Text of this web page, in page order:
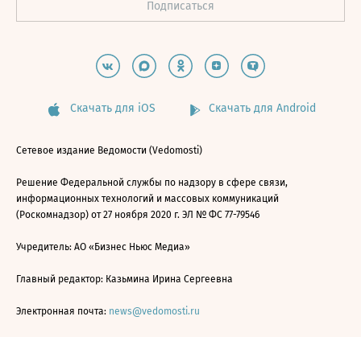
Скачать для iOS Скачать для Android
Сетевое издание Ведомости (Vedomosti)
Решение Федеральной службы по надзору в сфере связи,
информационных технологий и массовых коммуникаций
(Роскомнадзор) от 27 ноября 2020 г. ЭЛ № ФС 77-79546
Учредитель: АО «Бизнес Ньюс Медиа»
Главный редактор: Казьмина Ирина Сергеевна
Электронная почта: news@vedomosti.ru